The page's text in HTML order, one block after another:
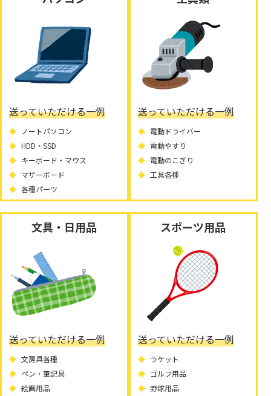
送っていただける一例
ノートパソコン
HDD・SSD
キーボード・マウス
マザーボード
各種パーツ
送っていただける一例
電動ドライバー
電動やすり
電動のこぎり
工具各種
文具・日用品
送っていただける一例
文房具各種
ペン・筆記具
絵画用品
スポーツ用品
送っていただける一例
ラケット
ゴルフ用品
野球用品